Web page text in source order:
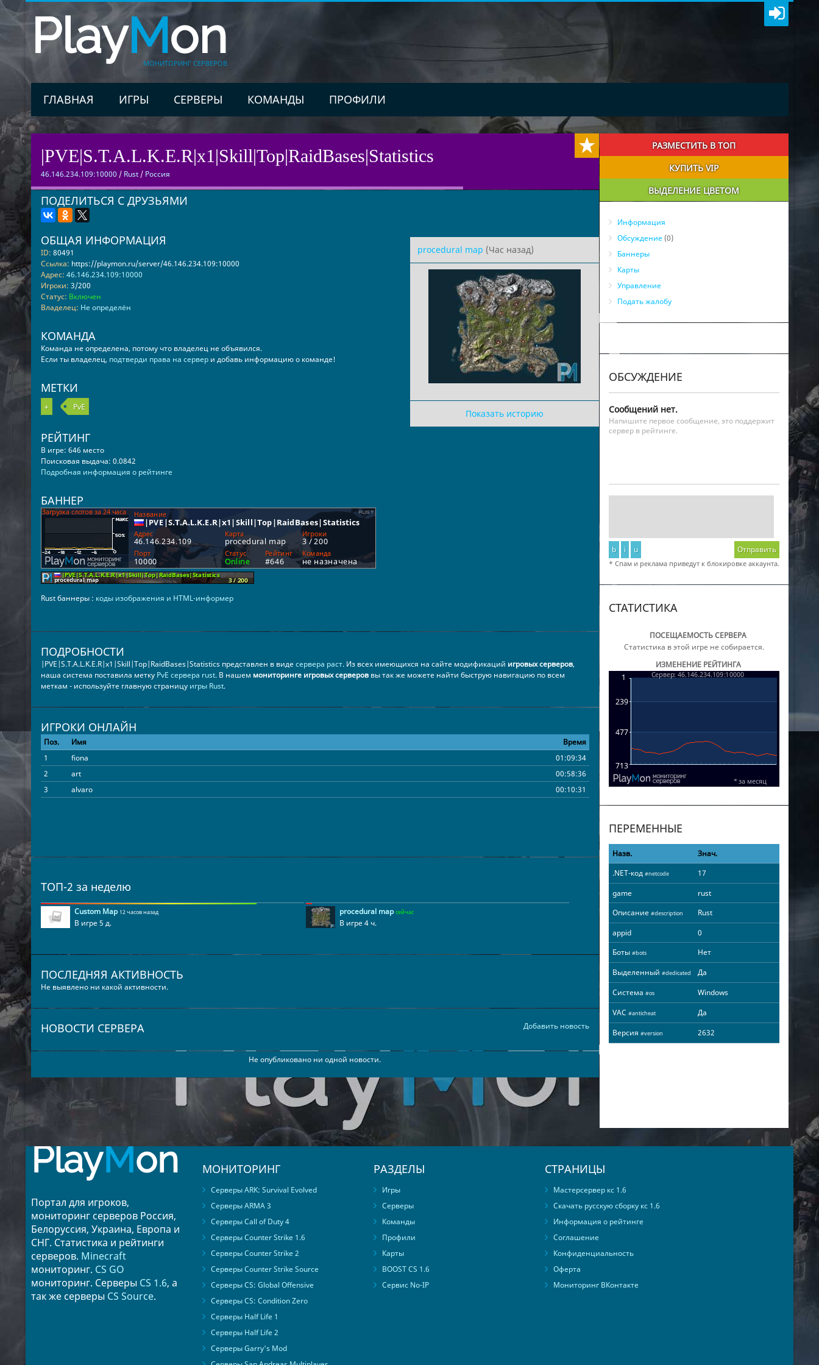
PlayMon
МОНИТОРИНГ СЕРВЕРОВ
ГЛАВНАЯ ИГРЫ СЕРВЕРЫ КОМАНДЫ ПРОФИЛИ
|PVE|S.T.A.L.K.E.R|x1|Skill|Top|RaidBases|Statistics
46.146.234.109:10000 / Rust/ Россия
ПОДЕЛИТЬСЯ С ДРУЗЬЯМИ
procedural map (Час назад)
Показать историю
ОБЩАЯ ИНФОРМАЦИЯ
ID: 80491
Ссылка: https://playmon.ru/server/46.146.234.109:10000
Адрес: 46.146.234.109:10000
Игроки: 3/200
Статус: Включен
Владелец: Не определён
КОМАНДА
Команда не определена, потому что владелец не объявился.
Если ты владелец, подтверди права на сервери добавь информацию о команде!
МЕТКИ
+ PvE
РЕЙТИНГ
В игре: 646 место
Поисковая выдача: 0.0842
Подробная информация о рейтинге
БАННЕР
Rust баннеры : коды изображения и HTML-информер
ПОДРОБНОСТИ
|PVE|S.T.A.L.K.E.R|x1|Skill|Top|RaidBases|Statistics представлен в видесервера раст. Из всех имеющихся на сайте модификаций игровых серверов,
наша система поставила метку PvE сервера rust. В нашем мониторинге игровых сервероввы так же можете найти быструю навигацию по всем
меткам - используйте главную страницу игры Rust.
ИГРОКИ ОНЛАЙН
Поз. Имя
Время
1
fiona
01:09:34
2
art
00:58:36
3
alvaro 00:10:31
ТОП-2 за неделю
Custom Map 12 часов назад
В игре 5 д.
procedural map сейчас
В игре 4 ч.
ПОСЛЕДНЯЯ АКТИВНОСТЬ
Не выявлено ни какой активности.
Добавить новость
НОВОСТИ СЕРВЕРА
Не опубликовано ни одной новости.
РАЗМЕСТИТЬ В ТОП
КУПИТЬ VIP
ВЫДЕЛЕНИЕ ЦВЕТОМ
Информация
Обсуждение(0)
Баннеры
Карты
Управление
Подать жалобу
ОБСУЖДЕНИЕ
Сообщений нет.
Напишите первое сообщение, это поддержит
сервер в рейтинге.
b i u Отправить
* Спам и реклама приведут к блокировке аккаунта.
СТАТИСТИКА
ПОСЕЩАЕМОСТЬ СЕРВЕРА
Статистика в этой игре не собирается.
ИЗМЕНЕНИЕ РЕЙТИНГА
ПЕРЕМЕННЫЕ
Назв.
Знач.
.NET-код #netcode
17
game
rust
Описание #description
Rust
appid
0
Боты #bots
Нет
Выделенный #dedicated
Да
Система #os
Windows
VAC #anticheat
Да
Версия #version 2632
PlayMon
Портал для игроков,
мониторинг серверов Россия,
Белоруссия, Украина, Европа и
СНГ. Статистика и рейтинги
серверов. Minecraft
мониторинг. CS GO
мониторинг. Серверы CS 1.6, а
так же серверы CS Source.
МОНИТОРИНГ
Серверы ARK: Survival Evolved
Серверы ARMA 3
Серверы Call of Duty 4
Серверы Counter Strike 1.6
Серверы Counter Strike 2
Серверы Counter Strike Source
Серверы CS: Global Offensive
Серверы CS: Condition Zero
Серверы Half Life 1
Серверы Half Life 2
Серверы Garry's Mod
РАЗДЕЛЫ
Игры
Серверы
Команды
Профили
Карты
BOOST CS 1.6
Сервис No-IP
СТРАНИЦЫ
Мастерсервер кс 1.6
Скачать русскую сборку кс 1.6
Информация о рейтинге
Соглашение
Конфиденциальность
Оферта
Мониторинг ВКонтакте